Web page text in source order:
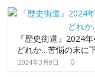
『歴史街道』2024
どれか…苦悩の末に
2024年3月9日 0